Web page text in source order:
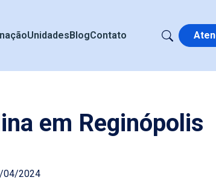
UnidadesBlogContato
em Reginópolis
04/2024